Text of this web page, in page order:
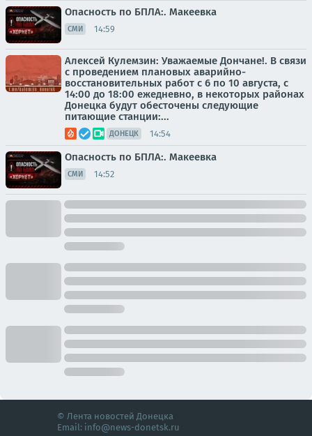
Опасность по БПЛА:. Макеевка
СМИ 14:59
Алексей Кулемзин: Уважаемые Дончане!. В связи
с проведением плановых аварийно-
восстановительных работ с 6 по 10 августа, с
14:00 до 18:00 ежедневно, в некоторых районах
Донецка будут обесточены следующие
питающие станции:...
ДОНЕЦК 14:54
Опасность по БПЛА:. Макеевка
СМИ 14:52
© Лента новостей Донецка
Email: info@news-donetsk.ru